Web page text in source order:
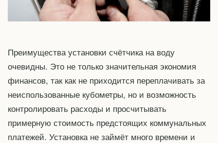
Преимущества установки счётчика на воду
очевидны. Это не только значительная экономия
финансов, так как не приходится переплачивать за
неиспользованные кубометры, но и возможность
контролировать расходы и просчитывать
примерную стоимость предстоящих коммунальных
платежей. Установка не займёт много времени и